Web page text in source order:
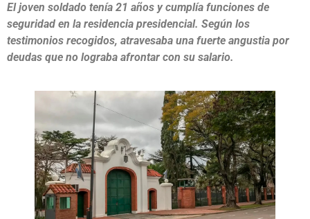
El joven soldado tenía 21 años y cumplía funciones de
seguridad en la residencia presidencial. Según los
testimonios recogidos, atravesaba una fuerte angustia por
deudas que no lograba afrontar con su salario.